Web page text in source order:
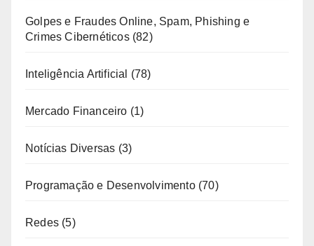
Golpes e Fraudes Online, Spam, Phishing e
Crimes Cibernéticos(82)
Inteligência Artificial (78)
Mercado Financeiro (1)
Notícias Diversas (3)
Programação e Desenvolvimento(70)
Redes (5)